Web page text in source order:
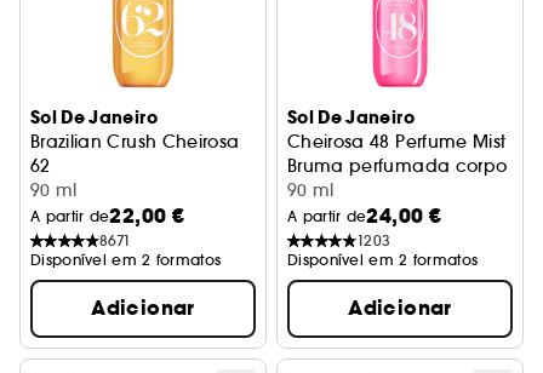
Sol De Janeiro
Brazilian Crush Cheirosa
62
Bruma Perfumada Corporal
90 ml
A partir de22,00 €
8671
Disponível em 2 formatos
Adicionar
Sol De Janeiro
Cheirosa 48 Perfume Mist
Bruma perfumada corpo e
90 ml
A partir de24,00 €
1203
Disponível em 2 formatos
Adicionar